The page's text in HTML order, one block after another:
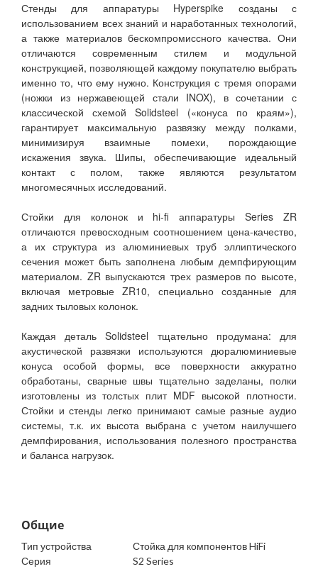
Стенды для аппаратуры Hyperspike созданы с
использованием всех знаний и наработанных технологий,
а также материалов бескомпромиссного качества. Они
отличаются современным стилем и модульной
конструкцией, позволяющей каждому покупателю выбрать
именно то, что ему нужно. Конструкция с тремя опорами
(ножки из нержавеющей стали INOX), в сочетании с
классической схемой Solidsteel («конуса по краям»),
гарантирует максимальную развязку между полками,
минимизируя взаимные помехи, порождающие
искажения звука. Шипы, обеспечивающие идеальный
контакт с полом, также являются результатом
многомесячных исследований.
Стойки для колонок и hi-fi аппаратуры Series ZR
отличаются превосходным соотношением цена-качество,
а их структура из алюминиевых труб эллиптического
сечения может быть заполнена любым демпфирующим
материалом. ZR выпускаются трех размеров по высоте,
включая метровые ZR10, специально созданные для
задних тыловых колонок.
Каждая деталь Solidsteel тщательно продумана: для
акустической развязки используются дюралюминиевые
конуса особой формы, все поверхности аккуратно
обработаны, сварные швы тщательно заделаны, полки
изготовлены из толстых плит MDF высокой плотности.
Стойки и стенды легко принимают самые разные аудио
системы, т.к. их высота выбрана с учетом наилучшего
демпфирования, использования полезного пространства
и баланса нагрузок.
Общие
Тип устройства
Стойка для компонентов HiFi
Серия
S2 Series